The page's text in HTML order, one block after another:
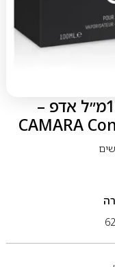
קמרה קונטרה פור יו 100מ״ל אדפ –
CAMARA